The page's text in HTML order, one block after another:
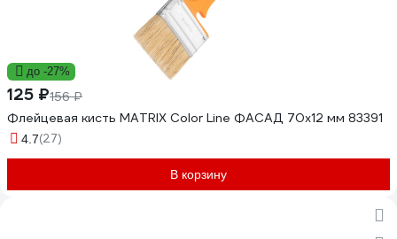
до -27%
125 ₽156 ₽
Флейцевая кисть MATRIX Color Line ФАСАД 70х12 мм 83391
4.7(27)
В корзину